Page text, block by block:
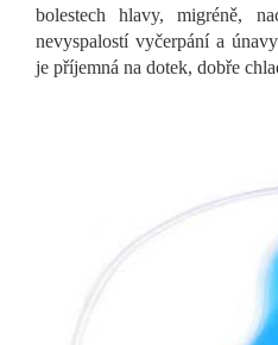
bolestech hlavy, migréně,
nevyspalostí vyčerpání a
je příjemná na dotek, dobře